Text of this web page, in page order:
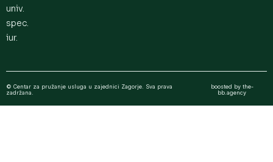
univ.
spec.
iur.
© Centar za pružanje usluga u zajednici Zagorje. Sva prava
zadržana.
boosted by the-
bb.agency